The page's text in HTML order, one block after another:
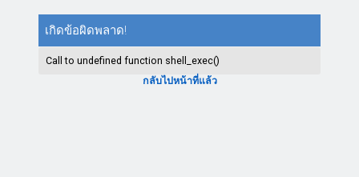
เกิดข้อผิดพลาด!
Call to undefined function shell_exec()
กลับไปหน้าที่แล้ว